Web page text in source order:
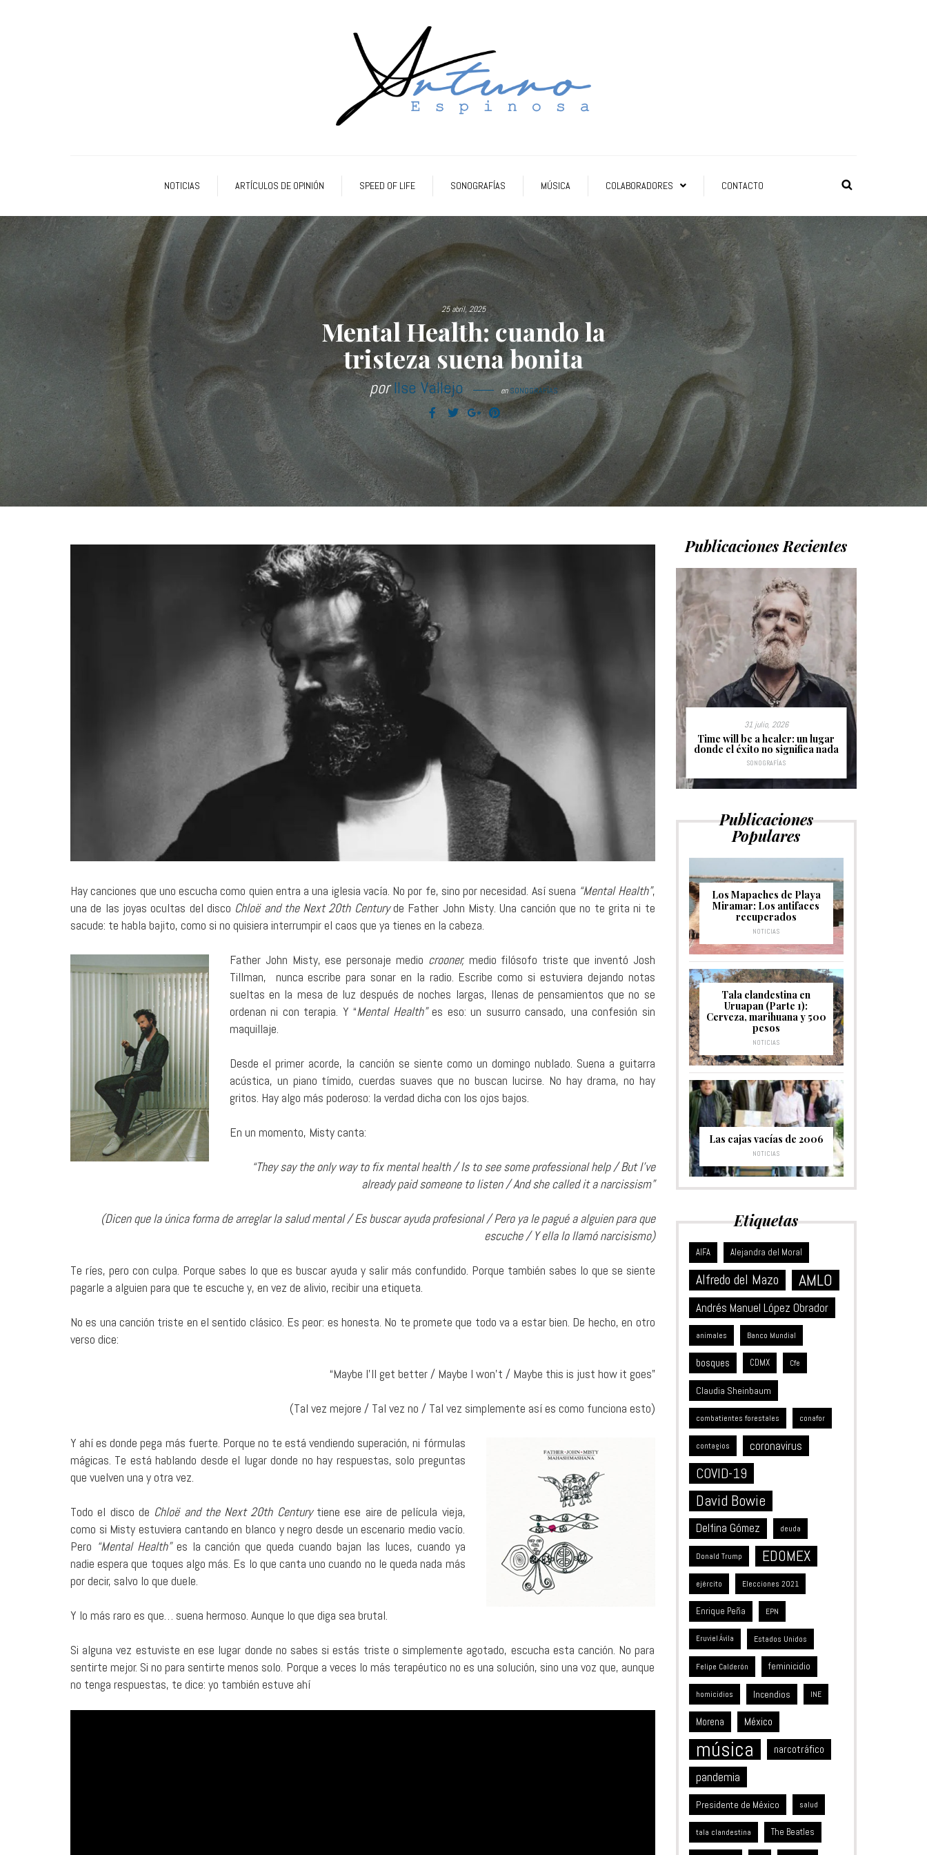
NOTICIAS ARTÍCULOS DE OPINIÓN SPEED OF LIFE SONOGRAFÍAS MÚSICA COLABORADORES CONTACTO
25 abril, 2025
Mental Health: cuando la
tristeza suena bonita
porIlse Vallejo enSONOGRAFÍAS
Hay canciones que uno escucha como quien entra a una iglesia vacía. No por fe, sino por necesidad. Así suena “Mental Health”,
una de las joyas ocultas del disco Chloë and the Next 20th Centuryde Father John Misty. Una canción que no te grita ni te
sacude: te habla bajito, como si no quisiera interrumpir el caos que ya tienes en la cabeza.
Father John Misty, ese personaje medio crooner,medio filósofo triste que inventó Josh
Tillman, nunca escribe para sonar en la radio. Escribe como si estuviera dejando notas
sueltas en la mesa de luz después de noches largas, llenas de pensamientos que no se
ordenan ni con terapia. Y “Mental Health”es eso: un susurro cansado, una confesión sin
maquillaje.
Desde el primer acorde, la canción se siente como un domingo nublado. Suena a guitarra
acústica, un piano tímido, cuerdas suaves que no buscan lucirse. No hay drama, no hay
gritos. Hay algo más poderoso: la verdad dicha con los ojos bajos.
En un momento, Misty canta:
“They say the only way to fix mental health / Is to see some professional help / But I’ve
already paid someone to listen / And she called it a narcissism”
(Dicen que la única forma de arreglar la salud mental / Es buscar ayuda profesional / Pero ya le pagué a alguien para que
escuche / Y ella lo llamó narcisismo)
Te ríes, pero con culpa. Porque sabes lo que es buscar ayuda y salir más confundido. Porque también sabes lo que se siente
pagarle a alguien para que te escuche y, en vez de alivio, recibir una etiqueta.
No es una canción triste en el sentido clásico. Es peor: es honesta. No te promete que todo va a estar bien. De hecho, en otro
verso dice:
“Maybe I’ll get better / Maybe I won’t / Maybe this is just how it goes”
(Tal vez mejore / Tal vez no / Tal vez simplemente así es como funciona esto)
Y ahí es donde pega más fuerte. Porque no te está vendiendo superación, ni fórmulas
mágicas. Te está hablando desde el lugar donde no hay respuestas, solo preguntas
que vuelven una y otra vez.
Todo el disco de Chloë and the Next 20th Centurytiene ese aire de película vieja,
como si Misty estuviera cantando en blanco y negro desde un escenario medio vacío.
Pero “Mental Health”es la canción que queda cuando bajan las luces, cuando ya
nadie espera que toques algo más. Es lo que canta uno cuando no le queda nada más
por decir, salvo lo que duele.
Y lo más raro es que… suena hermoso. Aunque lo que diga sea brutal.
Si alguna vez estuviste en ese lugar donde no sabes si estás triste o simplemente agotado, escucha esta canción. No para
sentirte mejor. Si no para sentirte menos solo. Porque a veces lo más terapéutico no es una solución, sino una voz que, aunque
no tenga respuestas, te dice: yo también estuve ahí
Publicaciones Recientes
Hurdy Gurdy Man: mapas de
24 julio, 2026
A 1000 Times: El sonido de la
repetición
1 agosto, 2026
Santa Fe: pecadores sin
31 julio, 2026
Time will be a healer: un lugar
donde el éxito no significa nada
SONOGRAFÍAS
Publicaciones
Populares
Los Mapaches de Playa
Miramar: Los antifaces
recuperados
NOTICIAS
Tala clandestina en
Uruapan (Parte 1):
Cerveza, marihuana y 500
pesos
NOTICIAS
Las cajas vacías de 2006
NOTICIAS
Etiquetas
AIFA Alejandra del Moral
Alfredo del Mazo AMLO
Andrés Manuel López Obrador
animales Banco Mundial
bosques CDMX Cfe
Claudia Sheinbaum
combatientes forestales conafor
contagios coronavirus
COVID-19
David Bowie
Delfina Gómez deuda
Donald Trump EDOMEX
ejército Elecciones 2021
Enrique Peña EPN
Eruviel Ávila Estados Unidos
Felipe Calderón feminicidio
homicidios Incendios INE
Morena México
música narcotráfico
pandemia
Presidente de México salud
tala clandestina The Beatles